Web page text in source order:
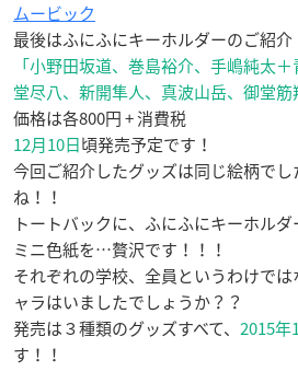
ムービック
最後はふにふにキーホルダーのご紹介
「小野田坂道、巻島裕介、手嶋純太
堂尽八、新開隼人、真波山岳、御堂筋
価格は各800円 + 消費税
12月10日頃発売予定です！
今回ご紹介したグッズは同じ絵柄で
ね！！
トートバックに、ふにふにキーホル
ミニ色紙を…贅沢です！！！
それぞれの学校、全員というわけで
ャラはいましたでしょうか？？
発売は３種類のグッズすべて、 2015年
す！！